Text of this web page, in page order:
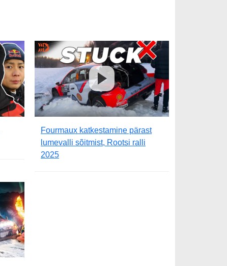
Fourmaux katkestamine pärast
lumevalli sõitmist, Rootsi ralli
2025